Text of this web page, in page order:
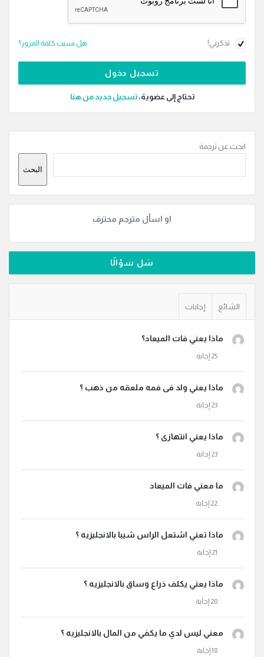
تذكرني! هل نسيت كلمة المرور؟
تحتاج إلى عضوية،‫تسجيل جديد من هنا
الجانبية
ابحث عن ترجمة
البحث
او اسأل مترجم محترف
سَل سؤالًا
الشائع إجابات
ماذا يعني فات الميعاد؟
ماذا يعني ولد فى فمه ملعقه من ذهب ؟
ماذا يعني انتهازى ؟
ما معني فات الميعاد
ماذا تعني اشتعل الراس شيبا بالانجليزيه ؟
ماذا يعني يكلف ذراع وساق بالانجليزيه ؟
معني ليس لدي ما يكفي من المال بالانجليزيه ؟